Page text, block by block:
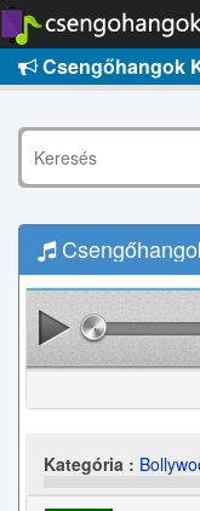
Csengőhangok
Kategória :